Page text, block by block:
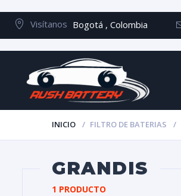
Visítanos Bogotá , Colombia
INICIO FILTRO DE BATERIAS
GRANDIS
1 PRODUCTO